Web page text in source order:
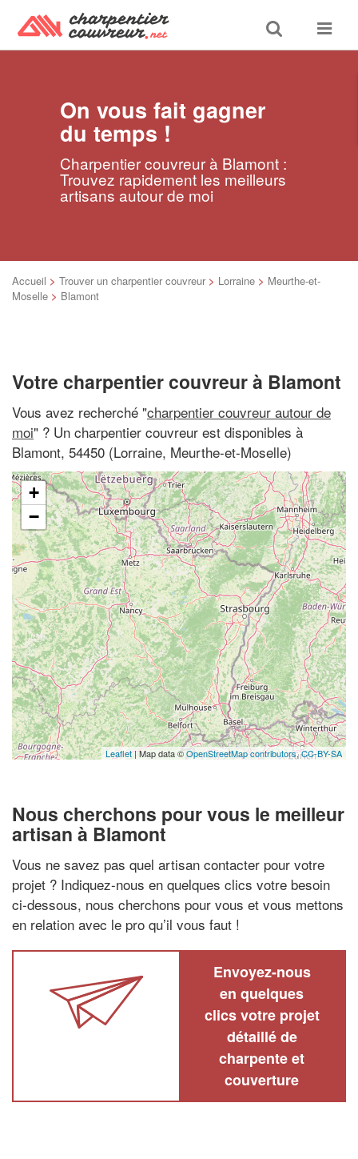
Toggle
search
Toggle
On vous fait gagner
du temps !
Charpentier couvreur à Blamont :
Trouvez rapidement les meilleurs
artisans autour de moi
Accueil > Trouver un charpentier couvreur > Lorraine > Meurthe-et-
Moselle > Blamont
Votre charpentier couvreur à Blamont
Vous avez recherché "charpentier couvreur autour de
moi" ? Un charpentier couvreur est disponibles à
Blamont, 54450 (Lorraine, Meurthe-et-Moselle)
+
−
Leaflet| Map data ©OpenStreetMap contributors,CC-BY-SA
Nous cherchons pour vous le meilleur
artisan à Blamont
Vous ne savez pas quel artisan contacter pour votre
projet ? Indiquez-nous en quelques clics votre besoin
ci-dessous, nous cherchons pour vous et vous mettons
en relation avec le pro qu’il vous faut !
Envoyez-nous
en quelques
clics votre projet
détaillé de
charpente et
couverture